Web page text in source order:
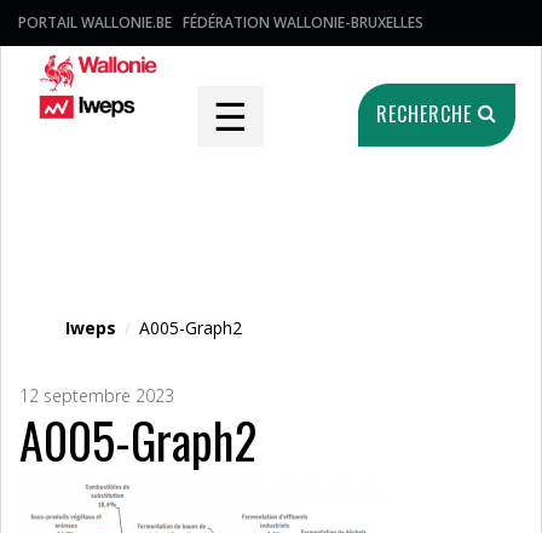
PORTAIL WALLONIE.BE FÉDÉRATION WALLONIE-BRUXELLES
☰ RECHERCHE
Iweps / A005-Graph2
12 septembre 2023
A005-Graph2